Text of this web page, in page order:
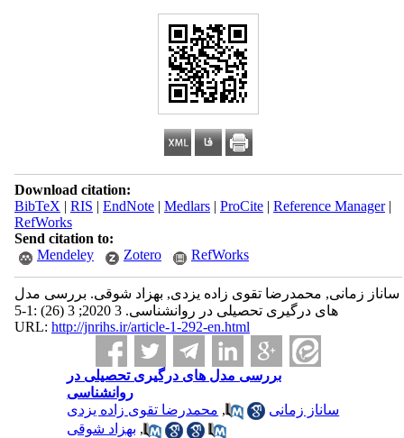
Download citation:
BibTeX | RIS | EndNote| Medlars| ProCite| Reference Manager|
RefWorks
Send citation to:
Mendeley
Zotero RefWorks
ساناز زمانی, محمدرضا تقوی زاده یزدی, بهزاد شوقی. بررسی مدل
های درگیری تحصیلی در روانشناسی. 3 2020; 3 (26) :1-5
URL: http://jnrihs.ir/article-1-292-en.html
بررسی مدل های درگیری تحصیلی در
روانشناسی
ساناز زمانی
, محمدرضا تقوی زاده یزدی
, بهزاد شوقی